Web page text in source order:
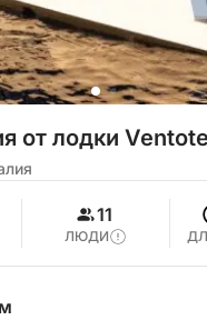
от лодки
11
ЛЮДИ